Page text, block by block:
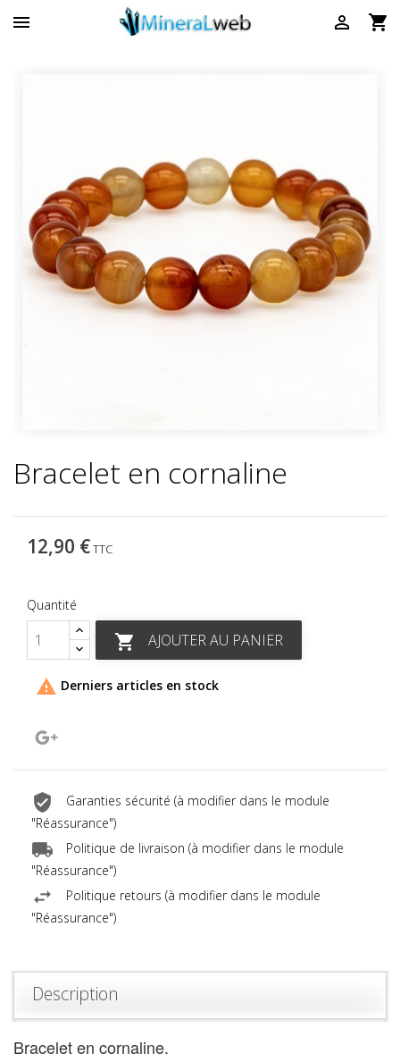
 

Bracelet en cornaline
12,90 €TTC
Quantité
 AJOUTER AU PANIER
 Derniers articles en stock
Garanties sécurité (à modifier dans le module
"Réassurance")
Politique de livraison (à modifier dans le module
"Réassurance")
Politique retours (à modifier dans le module
"Réassurance")
Description
Bracelet en cornaline.